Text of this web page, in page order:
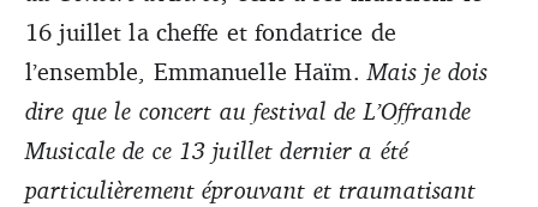
16 juillet la cheffe et fondatrice de
l’ensemble, Emmanuelle Haïm.Mais je dois
dire que le concert au festival de L’Offrande
Musicale de ce 13 juillet dernier a été
particulièrement éprouvant et traumatisant